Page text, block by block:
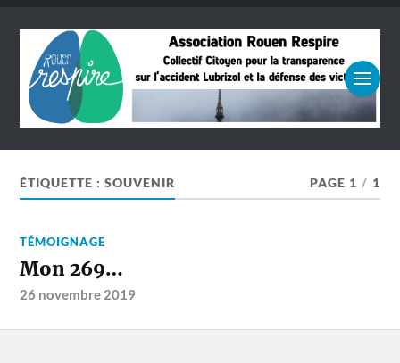
ÉTIQUETTE :SOUVENIR PAGE 1 / 1
TÉMOIGNAGE
Mon 269…
26 novembre 2019